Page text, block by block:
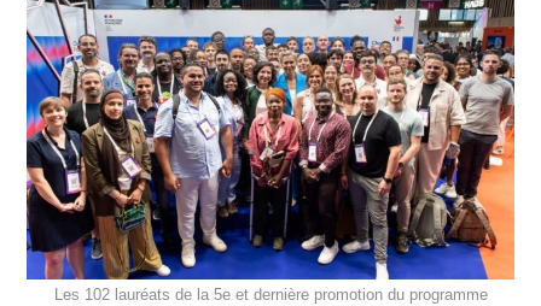
Les 102 lauréats de la 5e et dernière promotion du programme